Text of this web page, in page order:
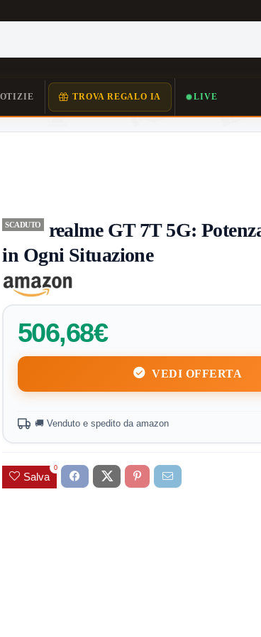
TROVA REGALO IA LIVE
SCADUTO
realme GT 7T 5G:
in Ogni Situazione
506,68€
VEDI OFFERTA
🚚 Venduto e spedito da amazon
Salva
0